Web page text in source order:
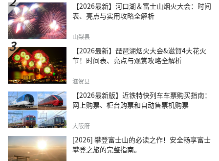
【2026最新】河口湖＆富士山烟火大会：时间
表、亮点与实用攻略全解析
山梨县
【2026最新】琵琶湖烟火大会&滋賀4大花火
节！时间表、亮点与观赏攻略全解析
滋贺县
【2026最新版】近铁特快列车车票购买指南：
网上购票、柜台购票和自动售票机购票
大阪府
[2026] 攀登富士山的必读之作！安全畅享富士
攀登之旅的完整指南。